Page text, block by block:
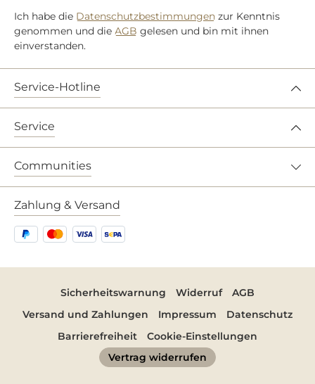
Ich habe die Datenschutzbestimmungen zur Kenntnis
genommen und die AGB gelesen und bin mit ihnen
einverstanden.
Service-Hotline
Service
Communities
Zahlung & Versand
Sicherheitswarnung Widerruf
AGB
Versand und Zahlungen
Impressum
Datenschutz
Barrierefreiheit
Cookie-Einstellungen
Vertrag widerrufen